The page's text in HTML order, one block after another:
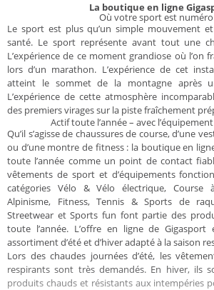
La boutique en ligne
Où votre sport est numéro
Le sport est plus qu’un simple mouvement
santé. Le sport représente avant tout une
L’expérience de ce moment grandiose où l’on
lors d’un marathon. L’expérience de cet
atteint le sommet de la montagne après
L’expérience de cette atmosphère
des premiers virages sur la piste fraîchement
Actif toute l’année – avec
Qu’il s’agisse de chaussures de course, d’une
ou d’une montre de fitness : la boutique en
toute l’année comme un point de contact
vêtements de sport et d’équipements
catégories Vélo & Vélo électrique, Course
Alpinisme, Fitness, Tennis & Sports de
Streetwear et Sports fun font partie des
toute l’année. L’offre en ligne de
assortiment d’été et d’hiver adapté à la saison
Lors des chaudes journées d’été, les
respirants sont très demandés. En hiver, ils
produits chauds et résistants aux intempéries